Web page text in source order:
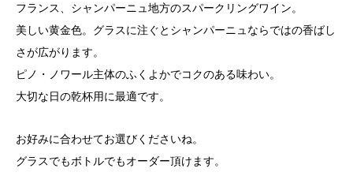
フランス、シャンパーニュ地方のスパークリングワイン。
美しい黄金色。グラスに注ぐとシャンパーニュならではの香ばし
さが広がります。
ピノ・ノワール主体のふくよかでコクのある味わい。
大切な日の乾杯用に最適です。
お好みに合わせてお選びくださいね。
グラスでもボトルでもオーダー頂けます。